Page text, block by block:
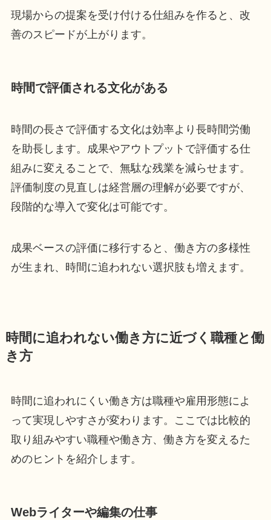
現場からの提案を受け付ける仕組みを作ると、改
善のスピードが上がります。
時間で評価される文化がある
時間の長さで評価する文化は効率より長時間労働
を助長します。成果やアウトプットで評価する仕
組みに変えることで、無駄な残業を減らせます。
評価制度の見直しは経営層の理解が必要ですが、
段階的な導入で変化は可能です。
成果ベースの評価に移行すると、働き方の多様性
が生まれ、時間に追われない選択肢も増えます。
時間に追われない働き方に近づく職種と働
き方
時間に追われにくい働き方は職種や雇用形態によ
って実現しやすさが変わります。ここでは比較的
取り組みやすい職種や働き方、働き方を変えるた
めのヒントを紹介します。
Webライターや編集の仕事